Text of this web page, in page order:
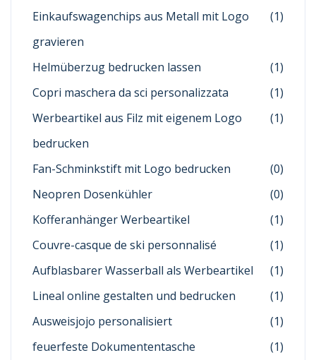
Einkaufswagenchips aus Metall mit Logo
gravieren
(1)
Helmüberzug bedrucken lassen
(1)
Copri maschera da sci personalizzata
(1)
Werbeartikel aus Filz mit eigenem Logo
bedrucken
(1)
Fan-Schminkstift mit Logo bedrucken
(0)
Neopren Dosenkühler
(0)
Kofferanhänger Werbeartikel
(1)
Couvre-casque de ski personnalisé
(1)
Aufblasbarer Wasserball als Werbeartikel
(1)
Lineal online gestalten und bedrucken
(1)
Ausweisjojo personalisiert
(1)
feuerfeste Dokumententasche
(1)